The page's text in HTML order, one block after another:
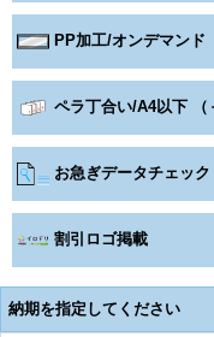
PP加工/オンデマンド
ペラ丁合い/A4以下 （
お急ぎデータチェック
割引ロゴ掲載
納期を指定してください